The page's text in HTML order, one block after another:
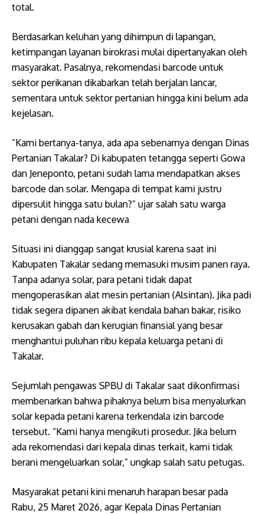
total.
Berdasarkan keluhan yang dihimpun di lapangan,
ketimpangan layanan birokrasi mulai dipertanyakan oleh
masyarakat. Pasalnya, rekomendasi barcode untuk
sektor perikanan dikabarkan telah berjalan lancar,
sementara untuk sektor pertanian hingga kini belum ada
kejelasan.
​”Kami bertanya-tanya, ada apa sebenarnya dengan Dinas
Pertanian Takalar? Di kabupaten tetangga seperti Gowa
dan Jeneponto, petani sudah lama mendapatkan akses
barcode dan solar. Mengapa di tempat kami justru
dipersulit hingga satu bulan?” ujar salah satu warga
petani dengan nada kecewa
Situasi ini dianggap sangat krusial karena saat ini
Kabupaten Takalar sedang memasuki musim panen raya.
Tanpa adanya solar, para petani tidak dapat
mengoperasikan alat mesin pertanian (Alsintan). Jika padi
tidak segera dipanen akibat kendala bahan bakar, risiko
kerusakan gabah dan kerugian finansial yang besar
menghantui puluhan ribu kepala keluarga petani di
Takalar.
Sejumlah pengawas SPBU di Takalar saat dikonfirmasi
membenarkan bahwa pihaknya belum bisa menyalurkan
solar kepada petani karena terkendala izin barcode
tersebut. “Kami hanya mengikuti prosedur. Jika belum
ada rekomendasi dari kepala dinas terkait, kami tidak
berani mengeluarkan solar,” ungkap salah satu petugas.
Masyarakat petani kini menaruh harapan besar pada
Rabu, 25 Maret 2026, agar Kepala Dinas Pertanian